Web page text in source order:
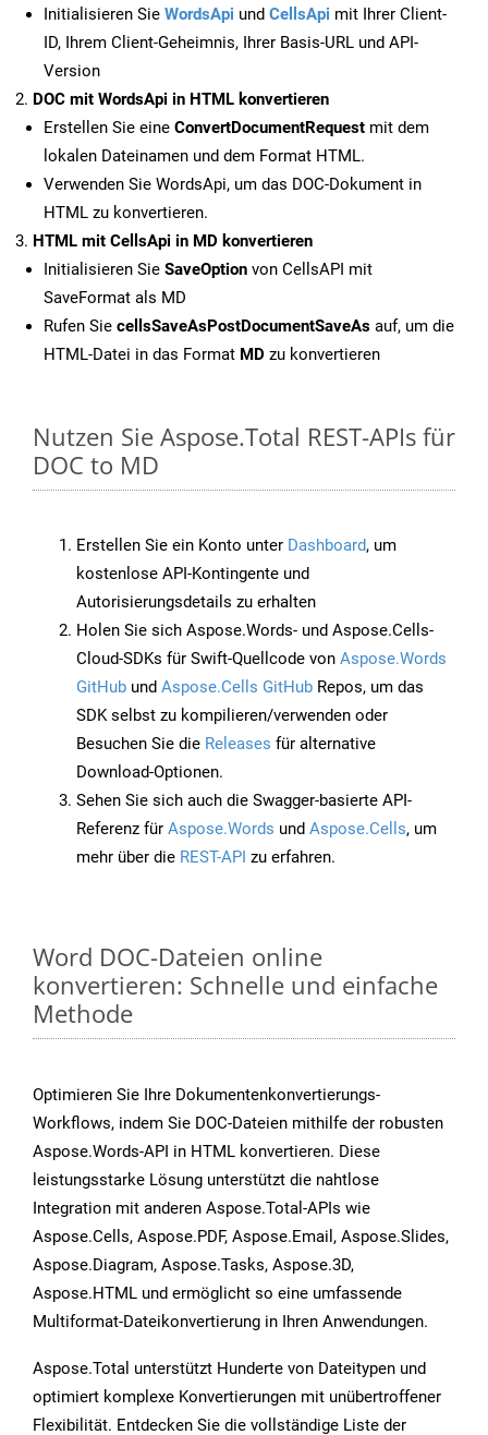
Initialisieren Sie WordsApi und CellsApi mit Ihrer Client-
ID, Ihrem Client-Geheimnis, Ihrer Basis-URL und API-
Version
DOC mit WordsApi in HTML konvertieren
Erstellen Sie eine ConvertDocumentRequest mit dem
lokalen Dateinamen und dem Format HTML.
Verwenden Sie WordsApi, um das DOC-Dokument in
HTML zu konvertieren.
HTML mit CellsApi in MD konvertieren
Initialisieren Sie SaveOption von CellsAPI mit
SaveFormat als MD
Rufen Sie cellsSaveAsPostDocumentSaveAs auf, um die
HTML-Datei in das Format MD zu konvertieren
Nutzen Sie Aspose.Total REST-APIs für
DOC to MD
Erstellen Sie ein Konto unter Dashboard, um
kostenlose API-Kontingente und
Autorisierungsdetails zu erhalten
Holen Sie sich Aspose.Words- und Aspose.Cells-
Cloud-SDKs für Swift-Quellcode von Aspose.Words
GitHub und Aspose.Cells GitHub Repos, um das
SDK selbst zu kompilieren/verwenden oder
Besuchen Sie die Releases für alternative
Download-Optionen.
Sehen Sie sich auch die Swagger-basierte API-
Referenz für Aspose.Words und Aspose.Cells, um
mehr über die REST-API zu erfahren.
Word DOC-Dateien online
konvertieren: Schnelle und einfache
Methode
Optimieren Sie Ihre Dokumentenkonvertierungs-
Workflows, indem Sie DOC-Dateien mithilfe der robusten
Aspose.Words-API in HTML konvertieren. Diese
leistungsstarke Lösung unterstützt die nahtlose
Integration mit anderen Aspose.Total-APIs wie
Aspose.Cells, Aspose.PDF, Aspose.Email, Aspose.Slides,
Aspose.Diagram, Aspose.Tasks, Aspose.3D,
Aspose.HTML und ermöglicht so eine umfassende
Multiformat-Dateikonvertierung in Ihren Anwendungen.
Aspose.Total unterstützt Hunderte von Dateitypen und
optimiert komplexe Konvertierungen mit unübertroffener
Flexibilität. Entdecken Sie die vollständige Liste der